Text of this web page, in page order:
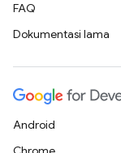
FAQ
Dokumentasi lama
Android